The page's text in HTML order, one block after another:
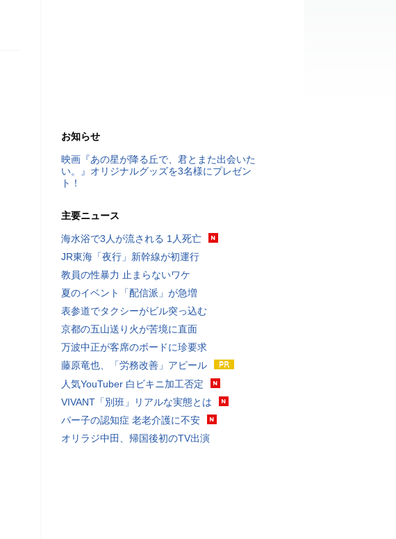
お知らせ
映画『あの星が降る丘で、君とまた出会いた
い。』オリジナルグッズを3名様にプレゼン
ト！
主要ニュース
海水浴で3人が流される 1人死亡
JR東海「夜行」新幹線が初運行
教員の性暴力 止まらないワケ
夏のイベント「配信派」が急増
表参道でタクシーがビル突っ込む
京都の五山送り火が苦境に直面
万波中正が客席のボードに珍要求
藤原竜也、「労務改善」アピール
人気YouTuber 白ビキニ加工否定
VIVANT「別班」リアルな実態とは
パー子の認知症 老老介護に不安
オリラジ中田、帰国後初のTV出演